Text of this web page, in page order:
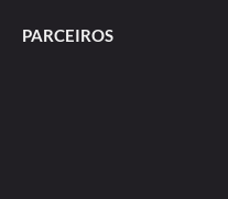
PARCEIROS